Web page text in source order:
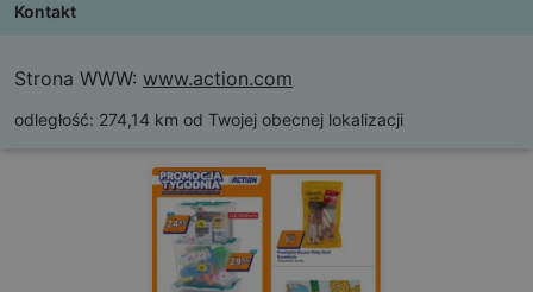
Kontakt
Strona WWW: www.action.com
odległość: 274,14 km od Twojej obecnej lokalizacji